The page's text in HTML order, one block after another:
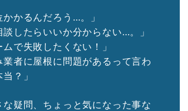
かかるんだろう…。」
談したらいいか分からない…。」
ムで失敗したくない！」
業者に屋根に問題があるって言わ
？」
な疑問、ちょっと気になった事な